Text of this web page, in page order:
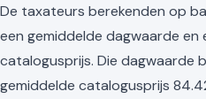
De taxateurs berekenden op
een gemiddelde dagwaarde en
catalogusprijs. Die dagwaarde
gemiddelde catalogusprijs